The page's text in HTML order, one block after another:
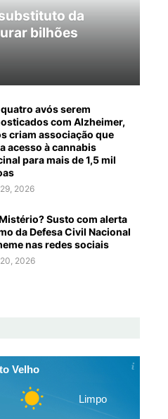
da
bilhões
avós serem
com Alzheimer,
criam associação que
acesso à cannabis
para mais de 1,5 mil
2026
Susto com alerta
da Defesa Civil Nacional
nas redes sociais
2026
Velho
Limpo